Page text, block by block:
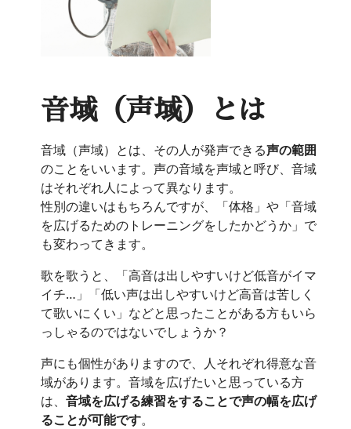
音域（声域）とは
音域（声域）とは、その人が発声できる声の範囲
のことをいいます。声の音域を声域と呼び、音域
はそれぞれ人によって異なります。
性別の違いはもちろんですが、「体格」や「音域
を広げるためのトレーニングをしたかどうか」で
も変わってきます。
歌を歌うと、「高音は出しやすいけど低音がイマ
イチ…」「低い声は出しやすいけど高音は苦しく
て歌いにくい」などと思ったことがある方もいら
っしゃるのではないでしょうか？
声にも個性がありますので、人それぞれ得意な音
域があります。音域を広げたいと思っている方
は、音域を広げる練習をすることで声の幅を広げ
ることが可能です。